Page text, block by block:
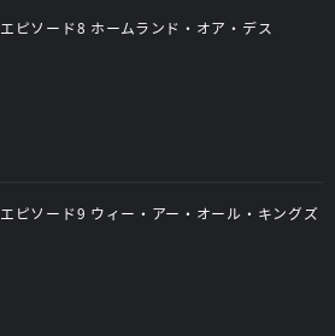
エピソード8 ホームランド・オア・デス
エピソード9 ウィー・アー・オール・キングズ